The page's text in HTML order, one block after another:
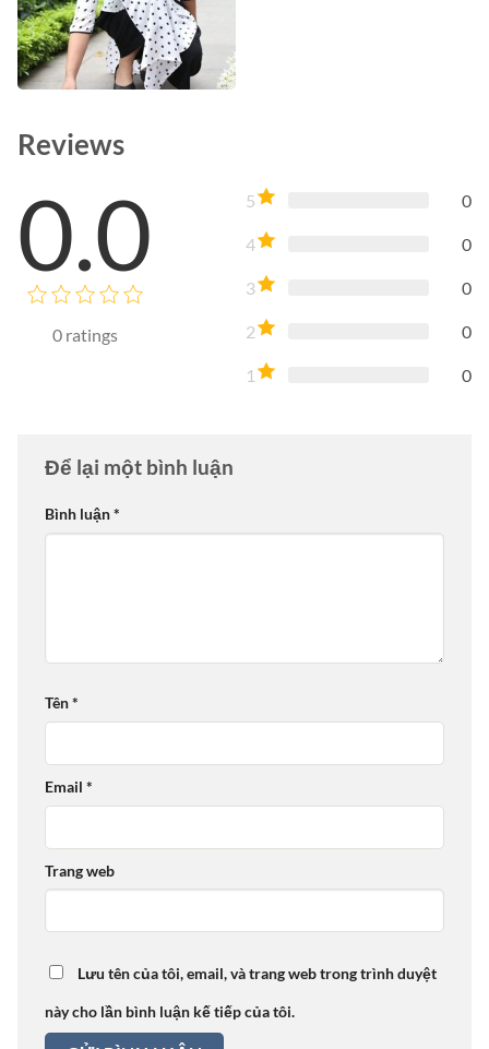
Reviews
0.0
0ratings
5 0
4 0
3 0
2 0
1 0
Để lại một bình luận
Bình luận*
Tên*
Email *
Trang web
Lưu tên của tôi, email, và trang web trong trình duyệt
này cho lần bình luận kế tiếp của tôi.